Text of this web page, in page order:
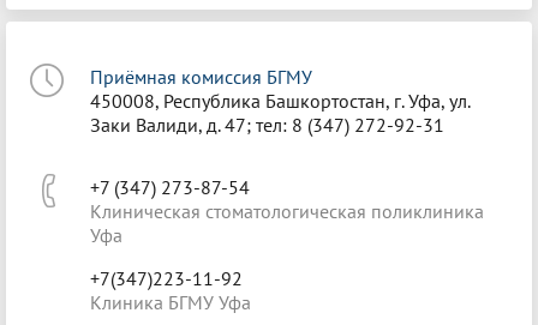
Приёмная комиссия БГМУ
450008, Республика Башкортостан, г. Уфа, ул.
Заки Валиди, д. 47; тел: 8 (347) 272-92-31
+7 (347) 273-87-54
Клиническая стоматологическая поликлиника
Уфа
+7(347)223-11-92
Клиника БГМУ Уфа